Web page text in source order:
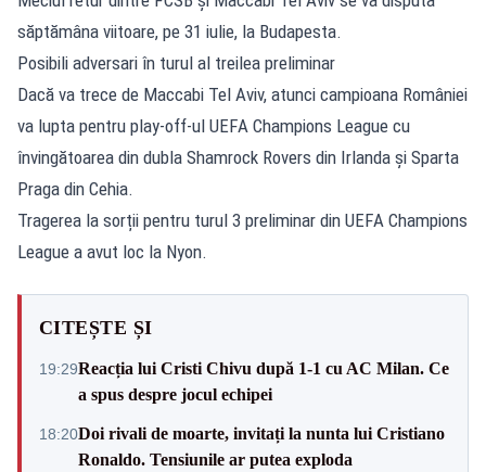
săptămâna viitoare, pe 31 iulie, la Budapesta.
Posibili adversari în turul al treilea preliminar
Dacă va trece de Maccabi Tel Aviv, atunci campioana României
va lupta pentru play-off-ul UEFA Champions League cu
învingătoarea din dubla Shamrock Rovers din Irlanda și Sparta
Praga din Cehia.
Tragerea la sorții pentru turul 3 preliminar din UEFA Champions
League a avut loc la Nyon.
CITEȘTE ȘI
19:29Reacția lui Cristi Chivu după 1-1 cu AC Milan. Ce
a spus despre jocul echipei
18:20Doi rivali de moarte, invitați la nunta lui Cristiano
Ronaldo. Tensiunile ar putea exploda